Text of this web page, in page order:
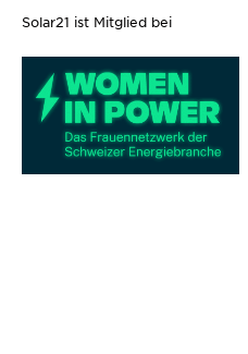
Solar21 ist Mitglied bei